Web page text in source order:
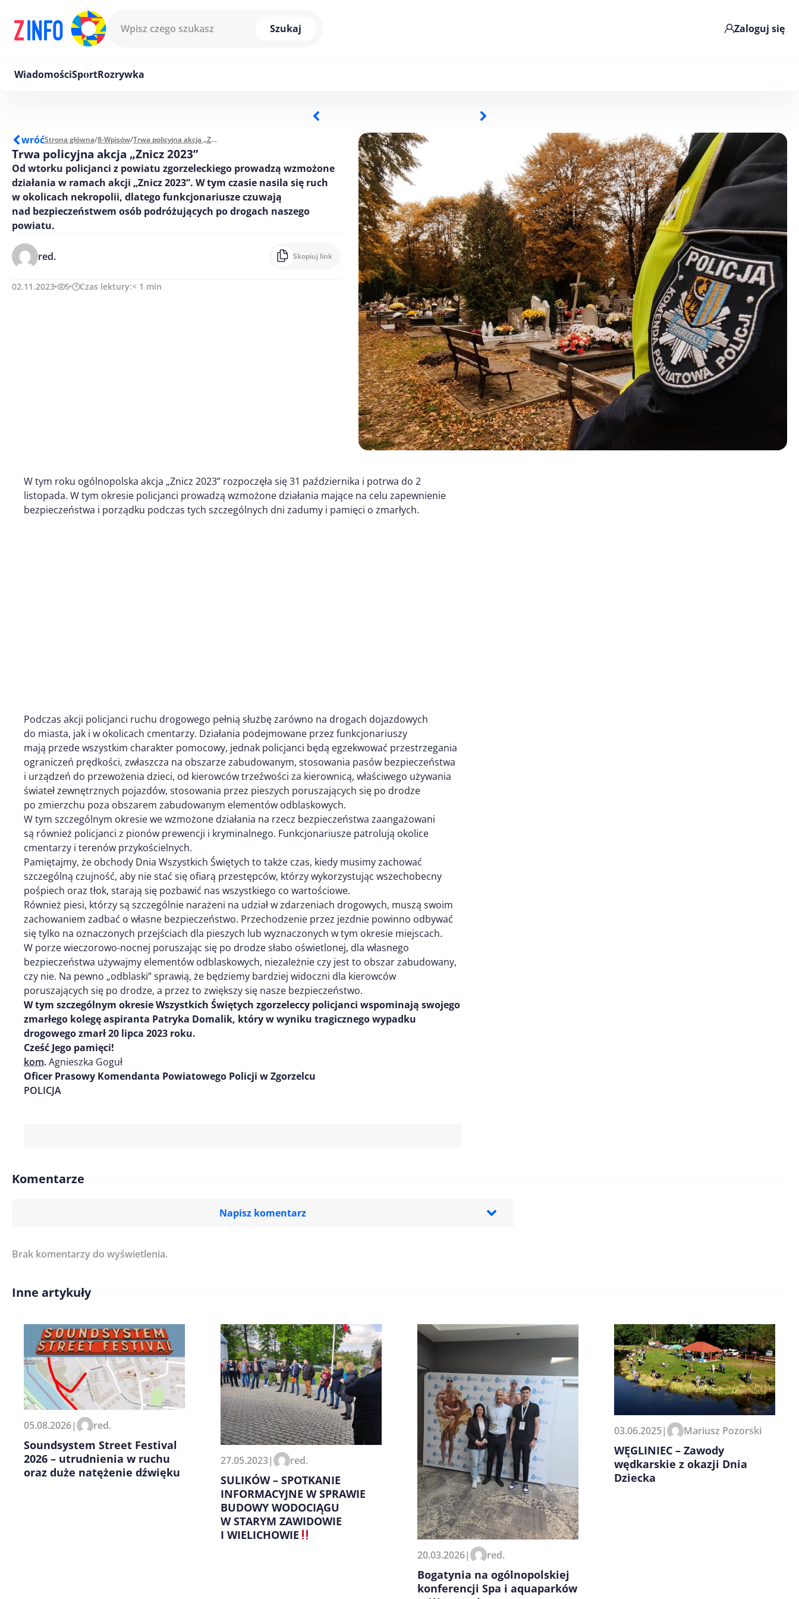
Szukaj
Zaloguj się
WiadomościSportRozrywka
wróćStrona główna/8-Wpisów/ Trwa policyjna akcja „Znicz 2023”
Trwa policyjna akcja „Znicz 2023”
Od wtorku policjanci z powiatu zgorzeleckiego prowadzą wzmożone
działania w ramach akcji „Znicz 2023”. W tym czasie nasila się ruch
w okolicach nekropolii, dlatego funkcjonariusze czuwają
nad bezpieczeństwem osób podróżujących po drogach naszego
powiatu.
red. Skopiuj link
02.11.2023 5 Czas lektury:< 1 min
W tym roku ogólnopolska akcja „Znicz 2023” rozpoczęła się 31 października i potrwa do 2
listopada. W tym okresie policjanci prowadzą wzmożone działania mające na celu zapewnienie
bezpieczeństwa i porządku podczas tych szczególnych dni zadumy i pamięci o zmarłych.
Podczas akcji policjanci ruchu drogowego pełnią służbę zarówno na drogach dojazdowych
do miasta, jak i w okolicach cmentarzy. Działania podejmowane przez funkcjonariuszy
mają przede wszystkim charakter pomocowy, jednak policjanci będą egzekwować przestrzegania
ograniczeń prędkości, zwłaszcza na obszarze zabudowanym, stosowania pasów bezpieczeństwa
i urządzeń do przewożenia dzieci, od kierowców trzeźwości za kierownicą, właściwego używania
świateł zewnętrznych pojazdów, stosowania przez pieszych poruszających się po drodze
po zmierzchu poza obszarem zabudowanym elementów odblaskowych.
W tym szczególnym okresie we wzmożone działania na rzecz bezpieczeństwa zaangażowani
są również policjanci z pionów prewencji i kryminalnego. Funkcjonariusze patrolują okolice
cmentarzy i terenów przykościelnych.
Pamiętajmy, że obchody Dnia Wszystkich Świętych to także czas, kiedy musimy zachować
szczególną czujność, aby nie stać się ofiarą przestępców, którzy wykorzystując wszechobecny
pośpiech oraz tłok, starają się pozbawić nas wszystkiego co wartościowe.
Również piesi, którzy są szczególnie narażeni na udział w zdarzeniach drogowych, muszą swoim
zachowaniem zadbać o własne bezpieczeństwo. Przechodzenie przez jezdnie powinno odbywać
się tylko na oznaczonych przejściach dla pieszych lub wyznaczonych w tym okresie miejscach.
W porze wieczorowo-nocnej poruszając się po drodze słabo oświetlonej, dla własnego
bezpieczeństwa używajmy elementów odblaskowych, niezależnie czy jest to obszar zabudowany,
czy nie. Na pewno „odblaski” sprawią, że będziemy bardziej widoczni dla kierowców
poruszających się po drodze, a przez to zwiększy się nasze bezpieczeństwo.
Wtym szczególnym okresie Wszystkich Świętych zgorzeleccy policjanci wspominają swojego
zmarłego kolegę aspiranta Patryka Domalik, który w wyniku tragicznego wypadku
drogowego zmarł 20 lipca 2023 roku.
Cześć Jego pamięci!
kom.Agnieszka Goguł
Oficer Prasowy Komendanta Powiatowego Policji w Zgorzelcu
POLICJA
Komentarze
Napisz komentarz
Imię/ Nick*
Zapamiętaj moje dane w tej przeglądarce podczas pisania
kolejnych komentarzy.
Brak komentarzy do wyświetlenia.
Inne artykuły
05.08.2026| red.
Soundsystem Street Festival
2026 – utrudnienia w ruchu
oraz duże natężenie dźwięku
27.05.2023| red.
SULIKÓW – SPOTKANIE
INFORMACYJNE W SPRAWIE
BUDOWY WODOCIĄGU
W STARYM ZAWIDOWIE
I WIELICHOWIE
20.03.2026| red.
Bogatynia na ogólnopolskiej
konferencji Spa i aquaparków
03.06.2025| Mariusz Pozorski
WĘGLINIEC – Zawody
wędkarskie z okazji Dnia
Dziecka